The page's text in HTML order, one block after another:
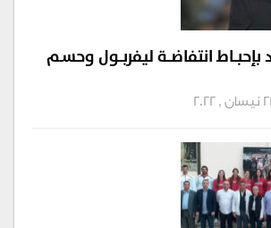
بإحبــاط انتفاضــة ليفربــول وحسـم